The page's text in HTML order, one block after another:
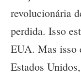
revolucionária
perdida. Isso
EUA. Mas isso
Estados